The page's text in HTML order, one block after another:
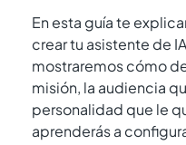
En esta guía te
crear tu asistente de
mostraremos cómo
misión, la audiencia
personalidad que le
aprenderás a